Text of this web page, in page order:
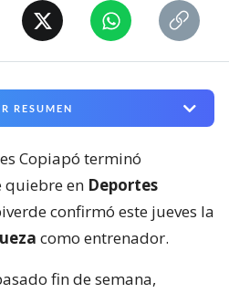
RESUMEN
Copiapó terminó
quiebre en Deportes
confirmó este jueves la
como entrenador.
fin de semana,